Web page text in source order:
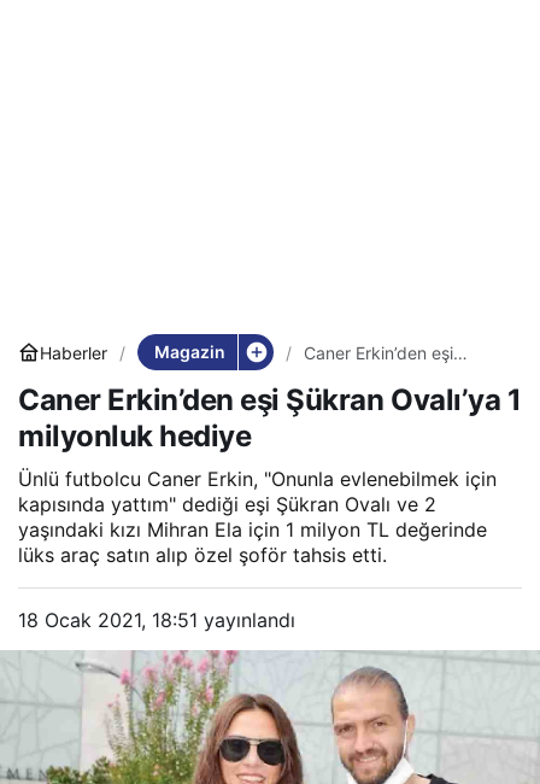
Haberler Magazin
Caner Erkin’den eşi
milyonluk hediye
Caner Erkin’den eşi Şükran Ovalı’ya 1
milyonluk hediye
Ünlü futbolcu Caner Erkin, "Onunla evlenebilmek için
kapısında yattım" dediği eşi Şükran Ovalı ve 2
yaşındaki kızı Mihran Ela için 1 milyon TL değerinde
lüks araç satın alıp özel şoför tahsis etti.
18 Ocak 2021, 18:51 yayınlandı